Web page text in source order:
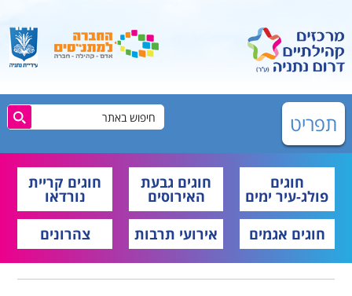
תפריט
חוגים
פולג-עיר ימים
חוגים גבעת
האירוסים
חוגים קריית
נורדאו
חוגים אגמים
אירועי תרבות צהרונים